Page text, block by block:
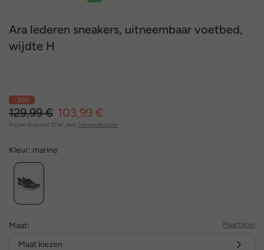
Ara lederen sneakers, uitneembaar voetbed,
wijdte H
- 20%
129,99 € 103,99 €
Prijzen inclusief BTW, excl. Verzendkosten
Kleur: marine
Maat: Maattabel
Maat kiezen